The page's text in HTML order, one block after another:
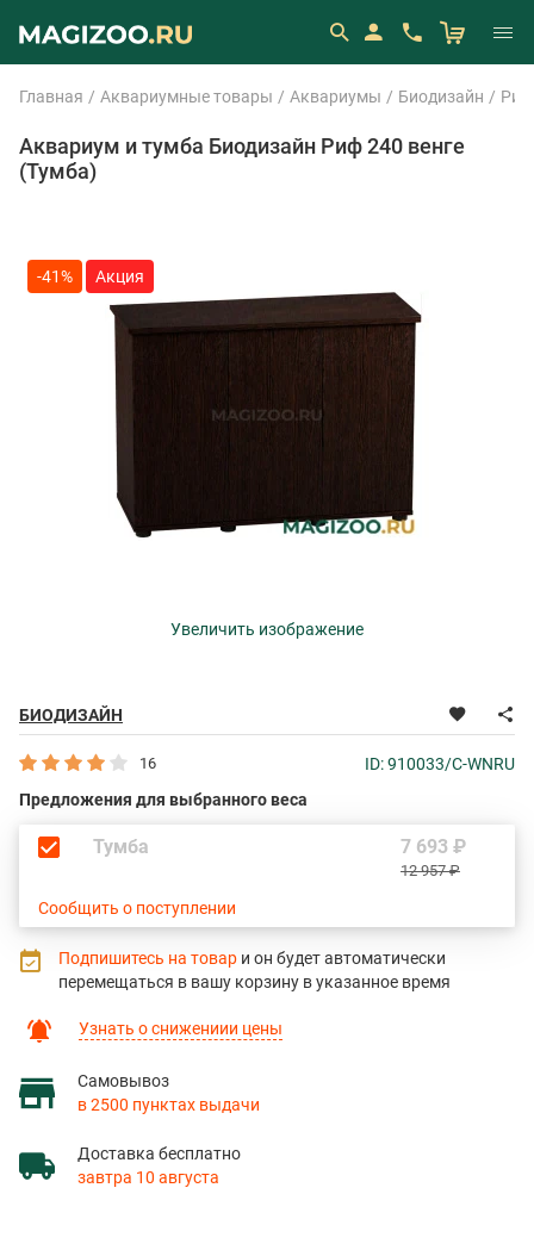
Главная Аквариумные товары Аквариумы Биодизайн Риф
Аквариум и тумба Биодизайн Риф 240 венге
(Тумба)
БИОДИЗАЙН
-41%
Увеличить изображение
16
ID: 910033/C-WNRU
Предложения для выбранного веса
Тумба 7 693 ₽
12 957 ₽
Сообщить о поступлении
Узнать о снижениии цены
Самовывоз
в 2500 пунктах выдачи
Доставка бесплатно
завтра 10 августа
Подпишитесь на товар и он будет автоматически
перемещаться в вашу корзину в указанное время